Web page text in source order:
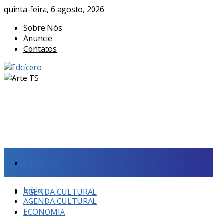
quinta-feira, 6 agosto, 2026
Sobre Nós
Anuncie
Contatos
AGENDA CULTURAL
Início
AGENDA CULTURAL
ECONOMIA